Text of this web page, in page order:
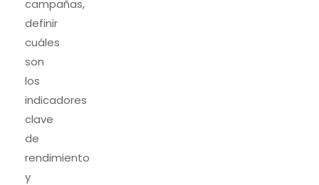
campañas,
definir
cuáles
son
los
indicadores
clave
de
rendimiento
y